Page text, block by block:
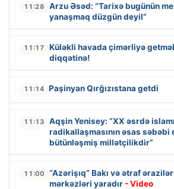
11:28
Arzu Əsəd: “Tarixə bugünün
yanaşmaq düzgün deyil”
11:17
Küləkli havada çimərliyə
diqqətinə!
11:14 Paşinyan Qırğızıstana getdi
11:13
Aqşin Yenisey: “XX əsrdə
radikallaşmasının əsas
bütünləşmiş millətçilikdir”
11:00
“Azərişıq” Bakı və ətraf
mərkəzləri yaradır - Video